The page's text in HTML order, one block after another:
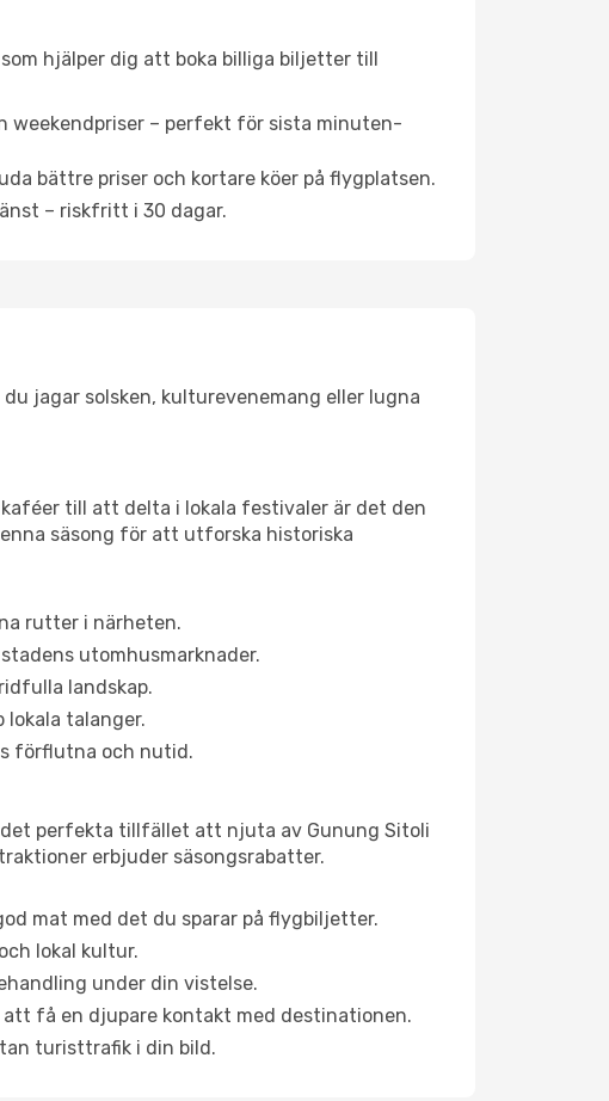
hjälper dig att boka billiga biljetter till
weekendpriser – perfekt för sista minuten-
bättre priser och kortare köer på flygplatsen.
– riskfritt i 30 dagar.
jagar solsken, kulturevenemang eller lugna
till att delta i lokala festivaler är det den
säsong för att utforska historiska
rutter i närheten.
utomhusmarknader.
landskap.
talanger.
förflutna och nutid.
perfekta tillfället att njuta av Gunung Sitoli
erbjuder säsongsrabatter.
mat med det du sparar på flygbiljetter.
lokal kultur.
under din vistelse.
få en djupare kontakt med destinationen.
turisttrafik i din bild.